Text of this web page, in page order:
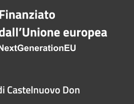
Castelnuovo Don